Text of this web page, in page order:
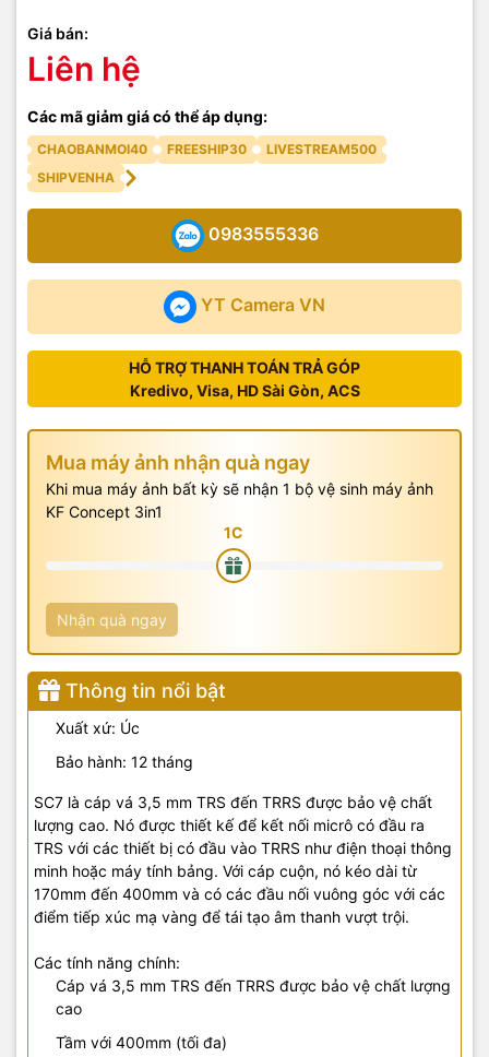
Giá bán:
Liên hệ
Các mã giảm giá có thể áp dụng:
CHAOBANMOI40 FREESHIP30
LIVESTREAM500
SHIPVENHA
YT Camera VN
0983555336
HỖ TRỢ THANH TOÁN TRẢ GÓP
Kredivo, Visa, HD Sài Gòn, ACS
Mua máy ảnh nhận quà ngay
Khi mua máy ảnh bất kỳ sẽ nhận 1 bộ vệ sinh máy ảnh
KF Concept 3in1
Nhận quà ngay
Thông tin nổi bật
Xuất xứ: Úc
Bảo hành: 12 tháng
SC7 là cáp vá 3,5 mm TRS đến TRRS được bảo vệ chất
lượng cao. Nó được thiết kế để kết nối micrô có đầu ra
TRS với các thiết bị có đầu vào TRRS như điện thoại thông
minh hoặc máy tính bảng. Với cáp cuộn, nó kéo dài từ
170mm đến 400mm và có các đầu nối vuông góc với các
điểm tiếp xúc mạ vàng để tái tạo âm thanh vượt trội.
Các tính năng chính:
Cáp vá 3,5 mm TRS đến TRRS được bảo vệ chất lượng
cao
Tầm với 400mm (tối đa)